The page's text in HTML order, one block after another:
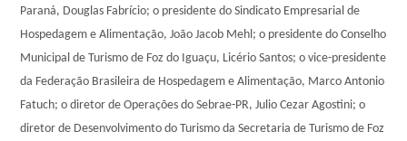
Paraná, Douglas Fabrício; o presidente do Sindicato Empresarial de
Hospedagem e Alimentação, João Jacob Mehl; o presidente do Conselho
Municipal de Turismo de Foz do Iguaçu, Licério Santos; o vice-presidente
da Federação Brasileira de Hospedagem e Alimentação, Marco Antonio
Fatuch; o diretor de Operações do Sebrae-PR, Julio Cezar Agostini; o
diretor de Desenvolvimento do Turismo da Secretaria de Turismo de Foz